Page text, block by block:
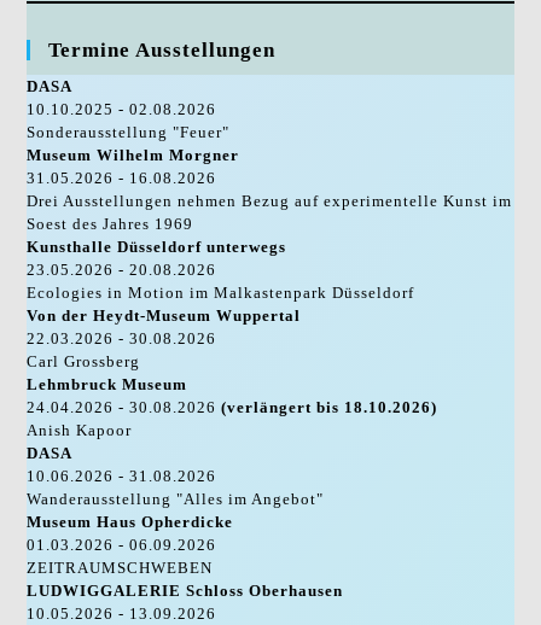
Termine Ausstellungen
DASA
10.10.2025 - 02.08.2026
Sonderausstellung "Feuer"
Museum Wilhelm Morgner
31.05.2026 - 16.08.2026
Drei Ausstellungen nehmen Bezug auf experimentelle Kunst im
Soest des Jahres 1969
Kunsthalle Düsseldorf unterwegs
23.05.2026 - 20.08.2026
Ecologies in Motion im Malkastenpark Düsseldorf
Von der Heydt-Museum Wuppertal
22.03.2026 - 30.08.2026
Carl Grossberg
Lehmbruck Museum
24.04.2026 - 30.08.2026(verlängert bis 18.10.2026)
Anish Kapoor
DASA
10.06.2026 - 31.08.2026
Wanderausstellung "Alles im Angebot"
Museum Haus Opherdicke
01.03.2026 - 06.09.2026
ZEITRAUMSCHWEBEN
LUDWIGGALERIE Schloss Oberhausen
10.05.2026 - 13.09.2026